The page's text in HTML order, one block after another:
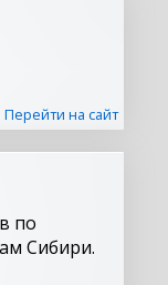
Перейти на сайт
по
Сибири.